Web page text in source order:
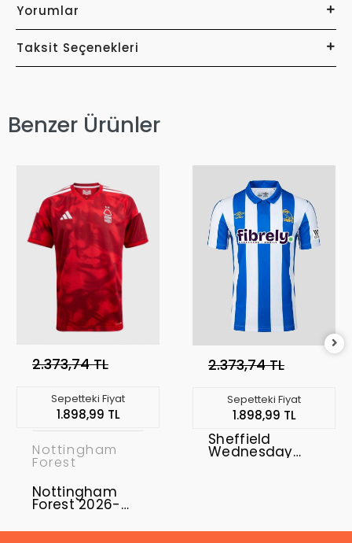
Yorumlar
Taksit Seçenekleri
Benzer Ürünler
2.373,74 TL
Sepetteki Fiyat
1.898,99 TL
Nottingham
Forest
Nottingham
Forest 2026-
Home
2.373,74 TL
Sepetteki Fiyat
1.898,99 TL
Sheffield
Wednesday